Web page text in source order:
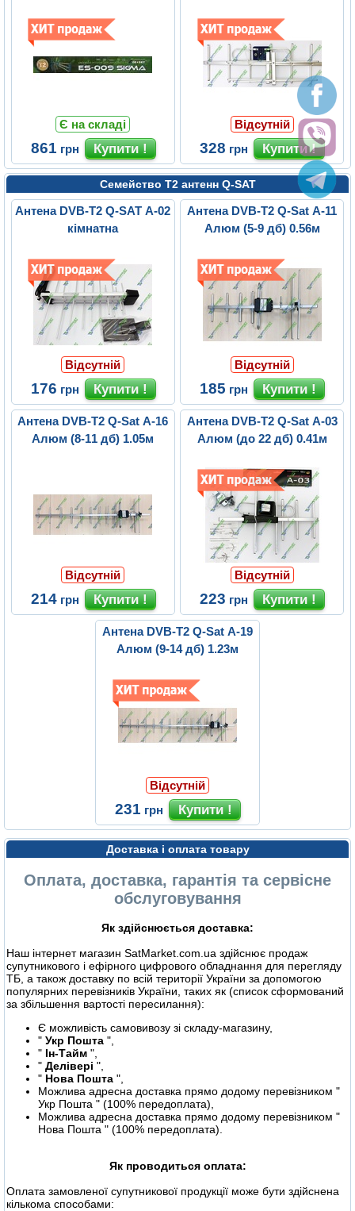
Є на складі
861 грн
Відсутній
328 грн
Семейство Т2 антенн Q-SAT
Антена DVB-T2 Q-SAT A-02
кімнатна
Відсутній
176 грн
Антена DVB-T2 Q-Sat A-11
Алюм (5-9 дб) 0.56м
Відсутній
185 грн
Антена DVB-T2 Q-Sat A-16
Алюм (8-11 дб) 1.05м
Відсутній
214 грн
Антена DVB-T2 Q-Sat A-03
Алюм (до 22 дб) 0.41м
Відсутній
223 грн
Антена DVB-T2 Q-Sat A-19
Алюм (9-14 дб) 1.23м
Відсутній
231 грн
Доставка і оплата товару
Оплата, доставка, гарантія та сервісне
обслуговування
Як здійснюється доставка:
Наш інтернет магазин SatMarket.com.ua здійснює продаж
супутникового і ефірного цифрового обладнання для перегляду
ТБ, а також доставку по всій території України за допомогою
популярних перевізників України, таких як (список сформований
за збільшення вартості пересилання):
Є можливість самовивозу зі складу-магазину,
" Укр Пошта ",
" Ін-Тайм ",
" Делівері ",
" Нова Пошта ",
Можлива адресна доставка прямо додому перевізником "
Укр Пошта " (100% передоплата),
Можлива адресна доставка прямо додому перевізником "
Нова Пошта " (100% передоплата).
Як проводиться оплата:
Оплата замовленої супутникової продукції може бути здійснена
кількома способами: